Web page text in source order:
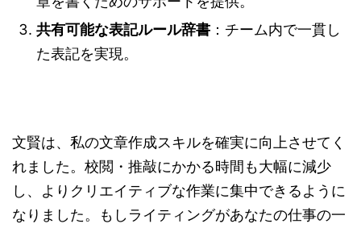
共有可能な表記ルール辞書 ：チーム内で一貫し
た表記を実現。
文賢は、私の文章作成スキルを確実に向上させてく
れました。校閲・推敲にかかる時間も大幅に減少
し、よりクリエイティブな作業に集中できるように
なりました。もしライティングがあなたの仕事の一